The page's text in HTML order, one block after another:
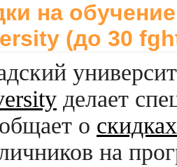
на
(до 30
делает
о скидках
на